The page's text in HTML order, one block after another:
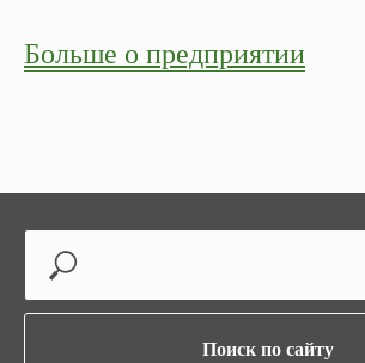
Больше о предприятии
Поиск по сайту